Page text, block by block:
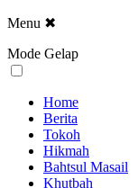
Menu ✖
Mode Gelap
Home
Berita
Tokoh
Hikmah
Bahtsul Masail
Khutbah